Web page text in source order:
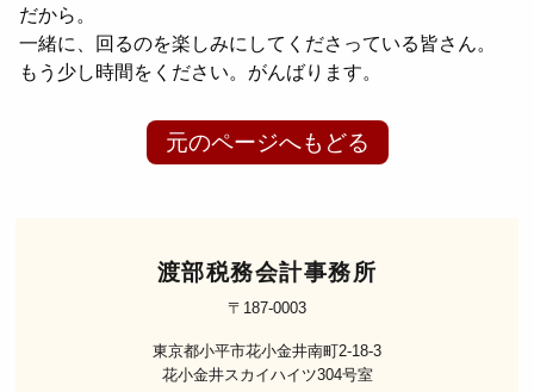
だから。
一緒に、回るのを楽しみにしてくださっている皆さん。
もう少し時間をください。がんばります。
元のページへもどる
渡部税務会計事務所
〒187-0003
東京都小平市花小金井南町2-18-3
花小金井スカイハイツ304号室